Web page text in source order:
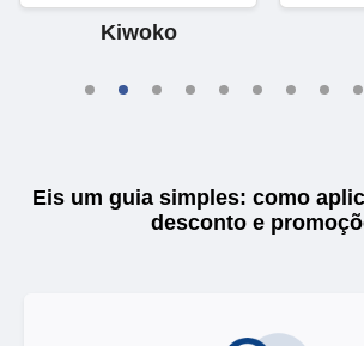
Kiwoko
Eis um guia simples: como
desconto e